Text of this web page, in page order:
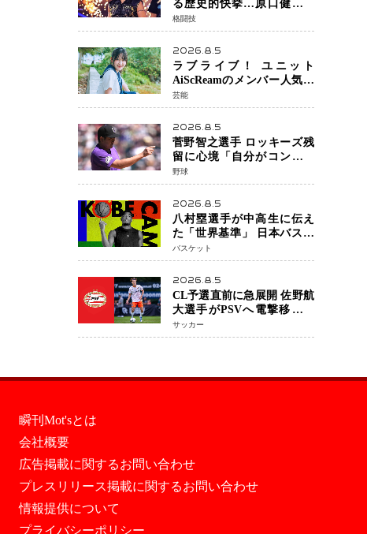
る歴史的快挙…原口健飛選
手が証明した「最後に勝ち
切る力」
格闘技
2026.8.5
ラブライブ！ ユニット
AiScReamのメンバー人気声
優 遠藤璃菜さん 待望の1st写
真集が10月6日発売決定！ 沖
縄ロケで魅せる等身大の姿
から大人びた表情まで収録
芸能
2026.8.5
菅野智之選手 ロッキーズ残
留に心境「自分がコントロ
ールできることではな
い」 トレード報道にも冷
静な姿勢
野球
2026.8.5
八村塁選手が中高生に伝え
た「世界基準」 日本バスケ
ットボール界の未来を変え
る“練習の質”という哲学
バスケット
2026.8.5
CL予選直前に急展開 佐野航
大選手がPSVへ電撃移籍目
前 移籍金は最大約31億円 5
年契約締結へ
サッカー
瞬刊Mot'sとは
会社概要
広告掲載に関するお問い合わせ
プレスリリース掲載に関するお問い合わせ
情報提供について
プライバシーポリシー